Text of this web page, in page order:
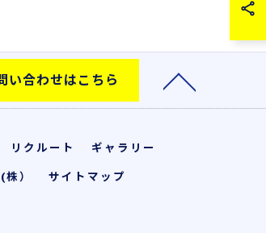
い合わせはこちら
リクルート ギャラリー
） サイトマップ